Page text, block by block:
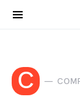
Search for:
C